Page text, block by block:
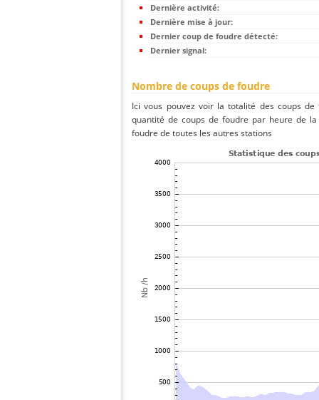
Dernière activité:
Dernière mise à jour:
Dernier coup de foudre détecté:
Dernier signal:
Nombre de coups de foudre
Ici vous pouvez voir la totalité des coups
quantité de coups de foudre par heure de
foudre de toutes les autres stations